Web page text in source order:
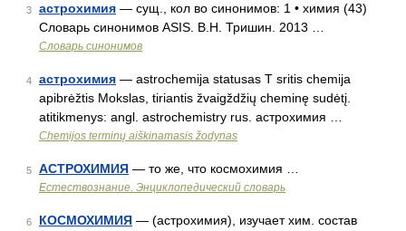
3 астрохимия — сущ., кол во синонимов: 1 • химия (43)
Словарь синонимов ASIS. В.Н. Тришин. 2013 …
Словарь синонимов
4 астрохимия — astrochemija statusas T sritis chemija
apibrėžtis Mokslas, tiriantis žvaigždžių cheminę sudėtį.
atitikmenys: angl. astrochemistry rus. астрохимия …
Chemijos terminų aiškinamasis žodynas
5 АСТРОХИМИЯ — то же, что космохимия …
Естествознание. Энциклопедический словарь
6 КОСМОХИМИЯ — (астрохимия), изучает хим. состав